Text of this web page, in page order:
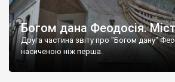
Богом дана Феодосія.
Друга частина звіту про "Богом дану"
насиченою ніж перша.